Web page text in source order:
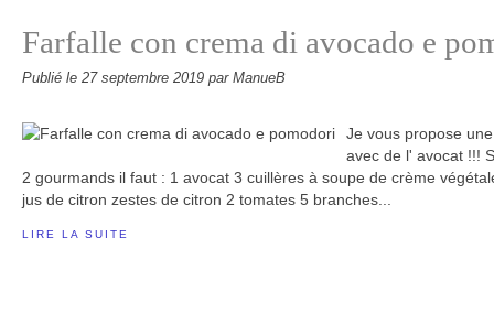
Farfalle con crema di avocado e
Publié le 27 septembre 2019 par ManueB
Je vous propose
avec de l' avocat !!!
2 gourmands il faut : 1 avocat 3 cuillères à soupe de crème
jus de citron zestes de citron 2 tomates 5 branches...
LIRE LA SUITE